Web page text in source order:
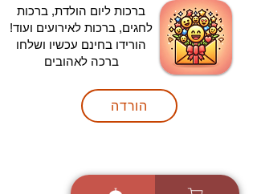
ברכות ליום הולדת, ברכות
לחגים, ברכות לאירועים ועוד!
הורידו בחינם עכשיו ושלחו
ברכה לאהובים
הורדה